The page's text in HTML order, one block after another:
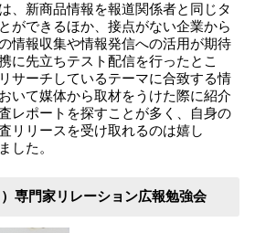
、新商品情報を報道関係者と同じタ
ができるほか、接点がない企業から
情報収集や情報発信への活用が期待
に先立ちテスト配信を行ったとこ
サーチしているテーマに合致する情
いて媒体から取材をうけた際に紹介
レポートを探すことが多く、自身の
リリースを受け取れるのは嬉し
した。
専門家リレーション広報勉強会